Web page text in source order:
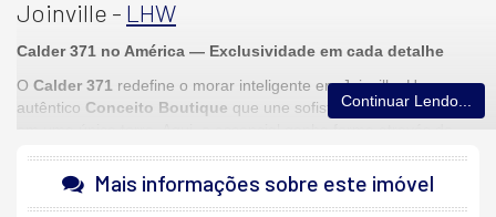
Joinville - LHW
Calder 371 no América — Exclusividade em cada detalhe
O Calder 371 redefine o morar inteligente em Joinville. Um
autêntico Conceito Boutique que une sofisticação e propósito
em uma única torre. Aqui, o essencial ganha forma através de
o seu bem estar.
Destaques:Piscina exclusiva, Espaços Gourmet e Delivery
Continuar Lendo...
Mais informações sobre este imóvel